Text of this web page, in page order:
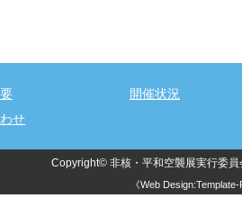
せ
開催状況
Copyright© 非核・平和空襲展実行委員
《Web Design:Template-